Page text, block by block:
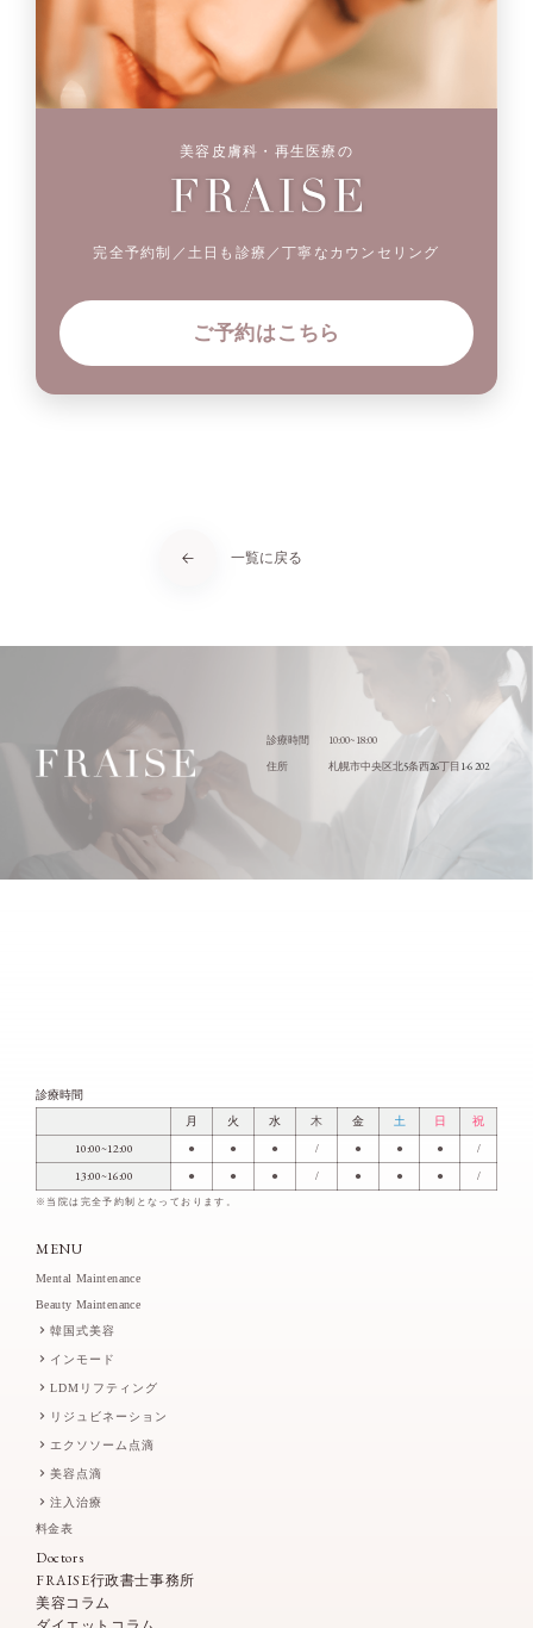
美容皮膚科・再生医療の
完全予約制／土日も診療／丁寧なカウンセリング
ご予約はこちら
一覧に戻る
診療時間 10:00~18:00
住所 札幌市中央区北5条西26丁目 1-6 202
診療時間
月
火 水 木 金 土 日 祝
10:00~12:00 ● ● ● / ● ● ● /
13:00~16:00 ● ● ● / ● ● ● /
※当院は完全予約制となっております。
MENU
Mental Maintenance
Beauty Maintenance
韓国式美容
インモード
LDMリフティング
リジュビネーション
エクソソーム点滴
美容点滴
注入治療
料金表
Doctors
FRAISE行政書士事務所
美容コラム